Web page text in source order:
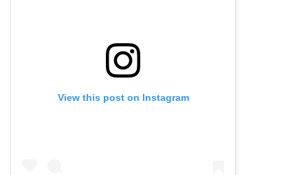
View this post on Instagram